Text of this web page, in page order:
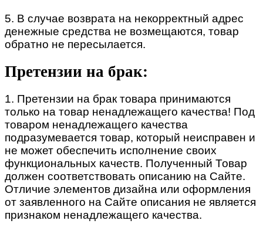
5. В случае возврата на некорректный адрес
денежные средства не возмещаются, товар
обратно не пересылается.
Претензии на брак:
1. Претензии на брак товара принимаются
только на товар ненадлежащего качества! Под
товаром ненадлежащего качества
подразумевается товар, который неисправен и
не может обеспечить исполнение своих
функциональных качеств. Полученный Товар
должен соответствовать описанию на Сайте.
Отличие элементов дизайна или оформления
от заявленного на Сайте описания не является
признаком ненадлежащего качества.